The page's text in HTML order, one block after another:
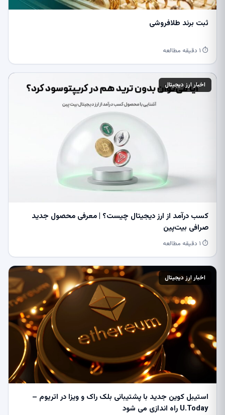
ثبت برند طلافروشی
⏱ ۱ دقیقه مطالعه
اخبار ارز دیجیتال
کسب درآمد از ارز دیجیتال چیست؟ | معرفی محصول جدید
صرافی بیت‌پین
⏱ ۱ دقیقه مطالعه
اخبار ارز دیجیتال
استیبل کوین جدید با پشتیبانی بلک راک و ویزا در اتریوم –
U.Today راه اندازی می شود